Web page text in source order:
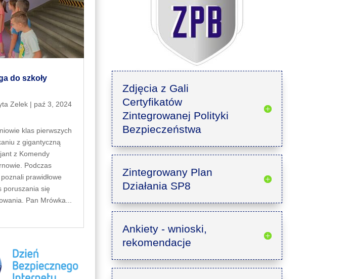
do szkoły
Zelek| paź 3, 2024
klas pierwszych
z gigantyczną
z Komendy
Podczas
prawidłowe
poruszania się
Pan Mrówka...
Zdjęcia z Gali
Certyfikatów
Zintegrowanej Polityki
Bezpieczeństwa
Zintegrowany Plan
Działania SP8
Ankiety - wnioski,
rekomendacje